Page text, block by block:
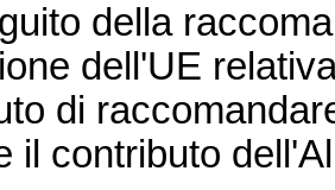
della
dell'UE
di
il contributo